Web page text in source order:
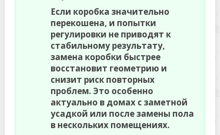
Если коробка значительно
перекошена, и попытки
регулировки не приводят к
стабильному результату,
замена коробки быстрее
восстановит геометрию и
снизит риск повторных
проблем. Это особенно
актуально в домах с заметной
усадкой или после замены пола
в нескольких помещениях.